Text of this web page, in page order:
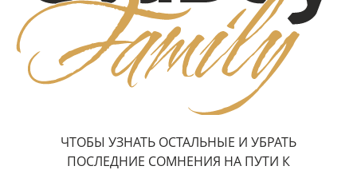
ЧТОБЫ УЗНАТЬ ОСТАЛЬНЫЕ И УБРАТЬ
ПОСЛЕДНИЕ СОМНЕНИЯ НА ПУТИ К